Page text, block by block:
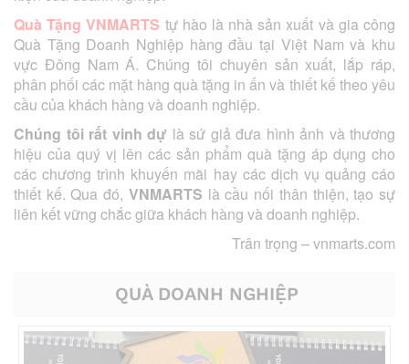
Quà Tặng VNMARTS tự hào là nhà sản xuất và gia công
Quà Tặng Doanh Nghiệp hàng đầu tại Việt Nam và khu
vực Đông Nam Á. Chúng tôi chuyên sản xuất, lắp ráp,
phân phối các mặt hàng quà tặng in ấn và thiết kế theo yêu
cầu của khách hàng và doanh nghiệp.
Chúng tôi rất vinh dự là sứ giả đưa hình ảnh và thương
hiệu của quý vị lên các sản phẩm quà tặng áp dụng cho
các chương trình khuyến mãi hay các dịch vụ quảng cáo
thiết kế. Qua đó, VNMARTS là cầu nối thân thiện, tạo sự
liên kết vững chắc giữa khách hàng và doanh nghiệp.
Trân trọng –vnmarts.com
QUÀ DOANH NGHIỆP